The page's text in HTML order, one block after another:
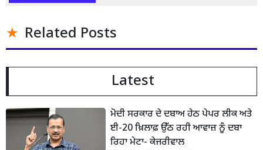
Related Posts
Latest
ਮੋਦੀ ਸਰਕਾਰ ਦੇ ਦਬਾਅ ਹੇਠ ਪੇਪਰ ਲੀਕ ਅਤੇ
ਈ-20 ਖ਼ਿਲਾਫ਼ ਉੱਠ ਰਹੀ ਆਵਾਜ਼ ਨੂੰ ਦਬਾ
ਰਿਹਾ ਮੇਟਾ- ਕੇਜਰੀਵਾਲ